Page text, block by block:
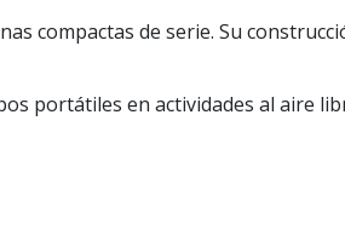
compactas de serie. Su
portátiles en actividades al aire